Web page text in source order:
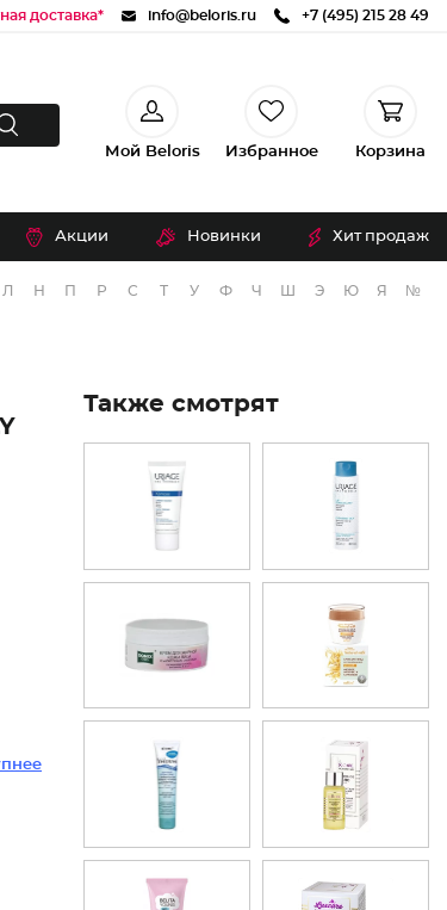
доставка* info@beloris.ru +7 (495) 215 28 49
Мой Beloris Избранное Корзина
Акции Новинки Хит продаж
Л Н П Р С Т У Ф Ч Э Ю Я №
Также смотрят